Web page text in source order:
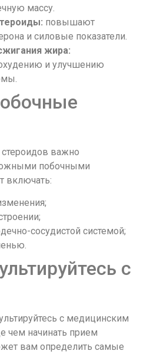
массу.
повышают
и силовые показатели.
жира:
и улучшению
важно
побочными
включать:
сосудистой системой;
с
с медицинским
чем начинать прием
вам определить самые